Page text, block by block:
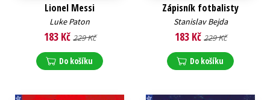
Lionel Messi
Luke Paton
183 Kč 229 Kč
Do košíku
Zápisník fotbalisty
Stanislav Bejda
183 Kč 229 Kč
Do košíku